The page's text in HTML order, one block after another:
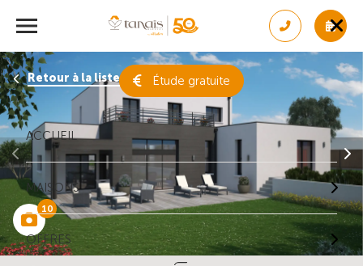
Étude gratuite
ACCUEIL
MAISONS
OFFRES
Retour à la liste des résultats
10